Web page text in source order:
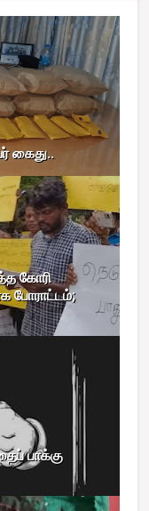
கைது..
கோரி
போராட்டம்;
பாக்கு